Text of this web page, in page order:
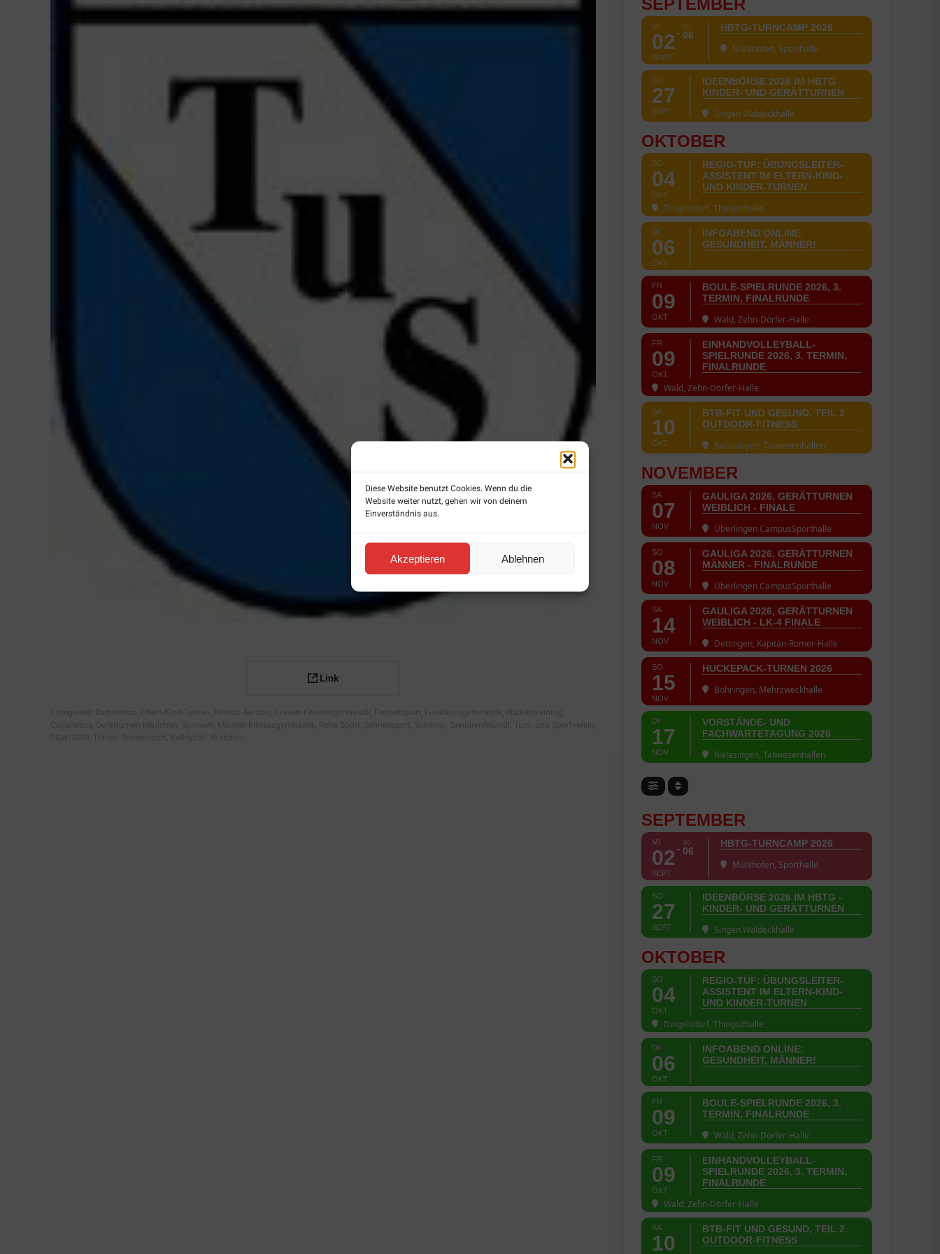
Diese Website benutzt Cookies. Wenn du die
Website weiter nutzt, gehen wir von deinem
Einverständnis aus.
Akzeptieren Ablehnen
Link
SEPTEMBER
MI
02
SEPT
SO
06
HBTG-TURNCAMP 2026
Mühlhofen, Sporthalle
SO
27
SEPT
IDEENBÖRSE 2026 IM HBTG -
KINDER- UND GERÄTTURNEN
Singen Waldeckhalle
OKTOBER
SO
04
OKT
REGIO-TÜF: ÜBUNGSLEITER-
ASSISTENT IM ELTERN-KIND-
UND KINDER-TURNEN
Dingelsdorf, Thingolthalle
DI
06
OKT
INFOABEND ONLINE:
GESUNDHEIT, MÄNNER!
FR
09
OKT
BOULE-SPIELRUNDE 2026, 3.
TERMIN, FINALRUNDE
Wald, Zehn-Dörfer-Halle
FR
09
OKT
EINHANDVOLLEYBALL-
SPIELRUNDE 2026, 3. TERMIN,
FINALRUNDE
Wald, Zehn-Dörfer-Halle
SA
10
OKT
BTB-FIT UND GESUND, TEIL 2
OUTDOOR-FITNESS
Rielasingen, Talwiesenhallen
NOVEMBER
SA
07
NOV
GAULIGA 2026, GERÄTTURNEN
WEIBLICH - FINALE
Überlingen CampusSporthalle
SO
08
NOV
GAULIGA 2026, GERÄTTURNEN
MÄNNER - FINALRUNDE
Überlingen CampusSporthalle
SA
14
NOV
GAULIGA 2026, GERÄTTURNEN
WEIBLICH - LK-4 FINALE
Dettingen, Kapitän-Romer-Halle
SO
15
NOV
HUCKEPACK-TURNEN 2026
Böhringen, Mehrzweckhalle
DI
17
NOV
VORSTÄNDE- UND
FACHWARTETAGUNG 2026
Rielasingen, Talwiesenhallen
SEPTEMBER
MI
02
SEPT
SO
06
HBTG-TURNCAMP 2026
Mühlhofen, Sporthalle
SO
27
SEPT
IDEENBÖRSE 2026 IM HBTG -
KINDER- UND GERÄTTURNEN
Singen Waldeckhalle
OKTOBER
SO
04
OKT
REGIO-TÜF: ÜBUNGSLEITER-
ASSISTENT IM ELTERN-KIND-
UND KINDER-TURNEN
Dingelsdorf, Thingolthalle
DI
06
OKT
INFOABEND ONLINE:
GESUNDHEIT, MÄNNER!
FR
09
OKT
BOULE-SPIELRUNDE 2026, 3.
TERMIN, FINALRUNDE
Wald, Zehn-Dörfer-Halle
FR
09
OKT
EINHANDVOLLEYBALL-
SPIELRUNDE 2026, 3. TERMIN,
FINALRUNDE
Wald, Zehn-Dörfer-Halle
SA
10
BTB-FIT UND GESUND, TEIL 2
OUTDOOR-FITNESS